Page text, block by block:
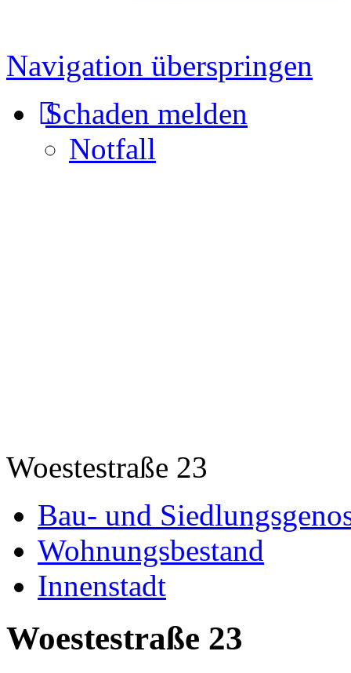
Navigation überspringen
Schaden melden
Notfall
Woestestraße 23
Bau- und
Wohnungsbestand
Innenstadt
Woestestraße 23